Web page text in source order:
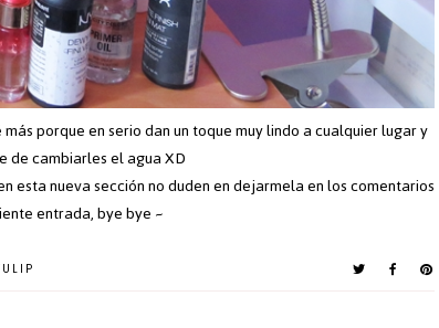
porque en serio dan un toque muy lindo a cualquier lugar y
de cambiarles el agua XD
esta nueva sección no duden en dejarmela en los comentarios
entrada, bye bye ~